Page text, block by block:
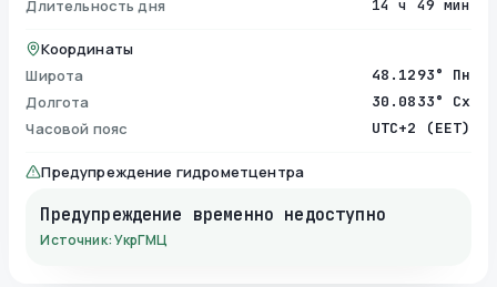
Длительность дня 14 ч 49 мин
Координаты
Широта
48.1293° Пн
Долгота 30.0833° Сх
Часовой пояс UTC+2 (EET)
Предупреждение гидрометцентра
Предупреждение временно недоступно
Источник: УкрГМЦ